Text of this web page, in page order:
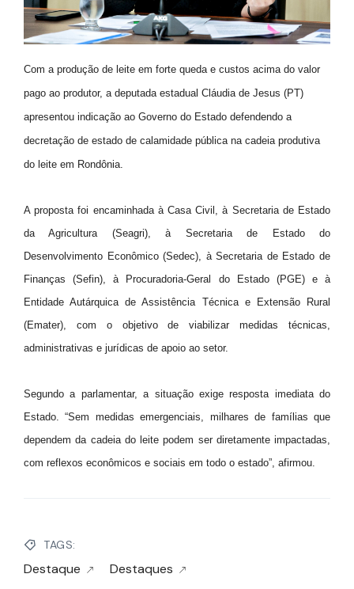
Com a produção de leite em forte queda e custos acima do valor
pago ao produtor, a deputada estadual Cláudia de Jesus (PT)
apresentou indicação ao Governo do Estado defendendo a
decretação de estado de calamidade pública na cadeia produtiva
do leite em Rondônia.
A proposta foi encaminhada à Casa Civil, à Secretaria de Estado
da Agricultura (Seagri), à Secretaria de Estado do
Desenvolvimento Econômico (Sedec), à Secretaria de Estado de
Finanças (Sefin), à Procuradoria-Geral do Estado (PGE) e à
Entidade Autárquica de Assistência Técnica e Extensão Rural
(Emater), com o objetivo de viabilizar medidas técnicas,
administrativas e jurídicas de apoio ao setor.
Segundo a parlamentar, a situação exige resposta imediata do
Estado. “Sem medidas emergenciais, milhares de famílias que
dependem da cadeia do leite podem ser diretamente impactadas,
com reflexos econômicos e sociais em todo o estado”, afirmou.
TAGS:
Destaque Destaques